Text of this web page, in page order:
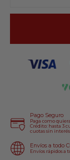
Verde
Pago Seguro
Paga como
Crédito: hasta 3
cuotas sin
Envíos a todo
Envíos rápidos a